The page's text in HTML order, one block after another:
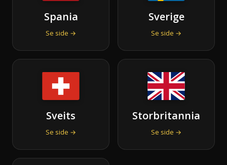
Spania
Se side →
Sverige
Se side →
Sveits
Se side →
Storbritannia
Se side →